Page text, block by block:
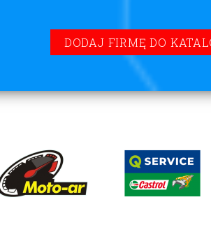
DODAJ FIRMĘ DO